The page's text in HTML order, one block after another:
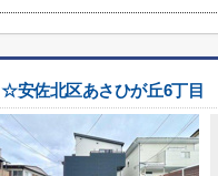
☆安佐北区あさひが丘6丁